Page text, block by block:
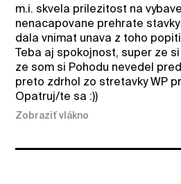
m.i. skvela prilezitost na
nenacapovane prehrate
dala vnimat unava z toho
Teba aj spokojnost, super ze
ze som si Pohodu nevedel
preto zdrhol zo stretavky WP
Opatruj/te sa :))
Zobraziť vlákno